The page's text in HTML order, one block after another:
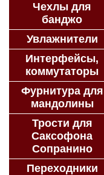
Чехлы для
банджо
Увлажнители
Интерфейсы,
коммутаторы
Фурнитура для
мандолины
Трости для
Саксофона
Сопранино
Переходники